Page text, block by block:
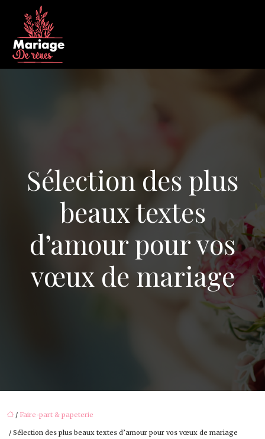
Sélection des plus
beaux textes
d’amour pour vos
vœux de mariage
/ Faire-part & papeterie
/ Sélection des plus beaux textes d’amour pour vos vœux de mariage